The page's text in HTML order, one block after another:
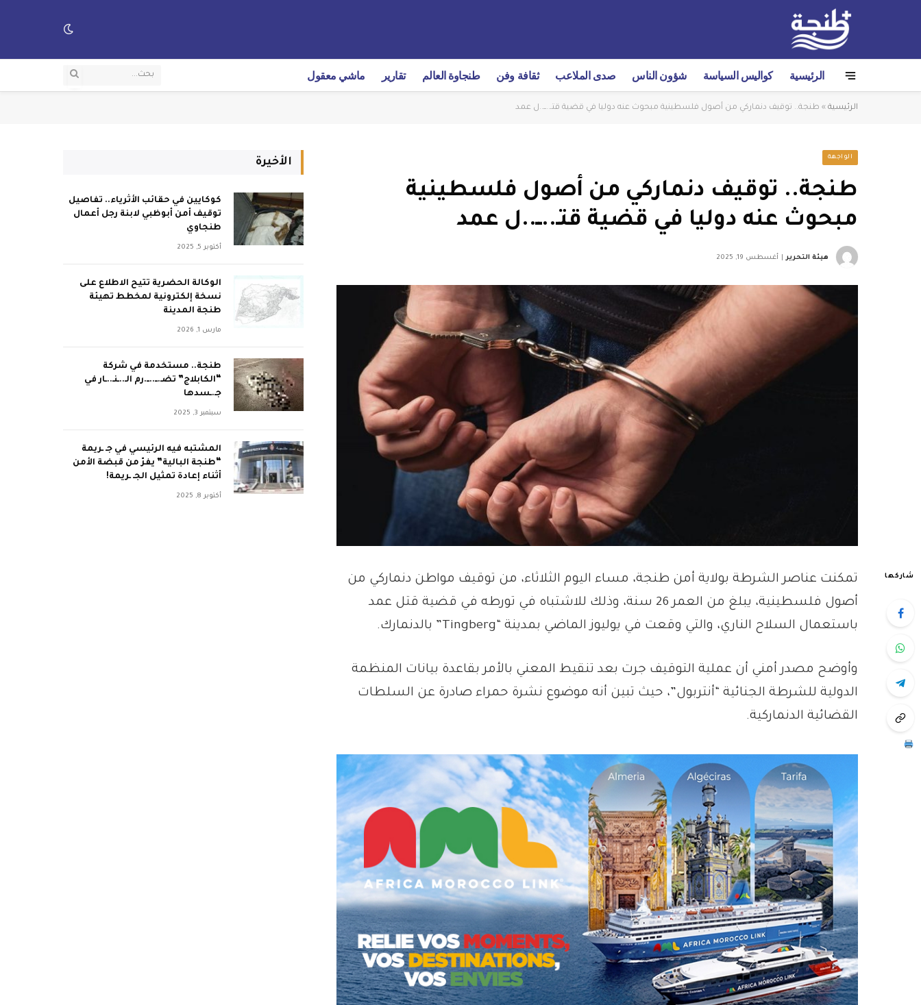
الرئيسية كواليس السياسة شؤون الناس صدى الملاعب ثقافة وفن طنجاوة العالم تقارير ماشي معقول
الرئيسية » طنجة.. توقيف دنماركي من أصول فلسطينية مبحوث عنه دوليا في قضية قتـ..ــ..ل عمد
الواجهة
طنجة.. توقيف دنماركي من أصول فلسطينية
مبحوث عنه دوليا في قضية قتـ..ــ..ل عمد
هيئة التحرير أغسطس 19, 2025
شاركها
تمكنت عناصر الشرطة بولاية أمن طنجة، مساء اليوم الثلاثاء، من توقيف مواطن دنماركي من
أصول فلسطينية، يبلغ من العمر 26 سنة، وذلك للاشتباه في تورطه في قضية قتل عمد
باستعمال السلاح الناري، والتي وقعت في يوليوز الماضي بمدينة “Tingberg” بالدنمارك.
وأوضح مصدر أمني أن عملية التوقيف جرت بعد تنقيط المعني بالأمر بقاعدة بيانات المنظمة
الدولية للشرطة الجنائية “أنتربول”، حيث تبين أنه موضوع نشرة حمراء صادرة عن السلطات
القضائية الدنماركية.
الأخيرة
كوكايين في حقائب الأثرياء.. تفاصيل
توقيف أمن أبوظبي لابنة رجل أعمال
طنجاوي
أكتوبر 5, 2025
الوكالة الحضرية تتيح الاطلاع على
نسخة إلكترونية لمخطط تهيئة
طنجة المدينة
مارس 1, 2026
طنجة.. مستخدمة في شركة
“الكابلاج” تضـ.ــ..ــ.رم الـ..ـنـ..ـار في
جـ.ـسدها
سبتمبر 3, 2025
المشتبه فيه الرئيسي في جـ ـريمة
“طنجة البالية” يفرّ من قبضة الأمن
أثناء إعادة تمثيل الجـ ـريمة!
أكتوبر 8, 2025